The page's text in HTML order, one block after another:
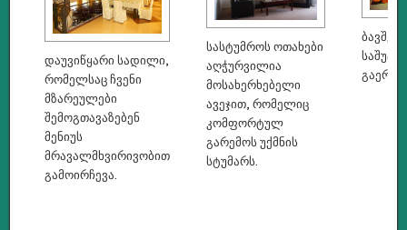
დაუვიწყარი სადილი,
რომელსაც ჩვენი
მზარეულები
შემოგთავაზებენ
მენიუს
მრავალმხვირივობით
გამოირჩევა.
სასტუმროს ოთახები
აღჭურვილია
მოსახერხებელი
ავეჯით, რომელიც
კომფორტულ
გარემოს უქმნის
სტუმარს.